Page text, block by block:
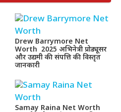
Drew Barrymore Net
Worth 2025 अभिनेत्री प्रोड्यूसर
और उद्यमी की संपत्ति की विस्तृत
जानकारी
Samay Raina Net Worth